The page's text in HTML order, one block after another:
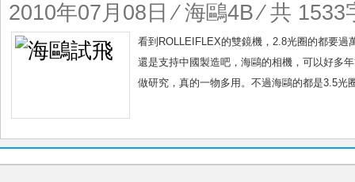
2010年07月08日 ⁄海鷗4B⁄ 共 1533
看到ROLLEIFLEX的雙鏡機，2.8光圈的都要
還是支持中國製造吧，海鷗的相機，可以好多
做研究，真的一物多用。不過海鷗的都是3.5光